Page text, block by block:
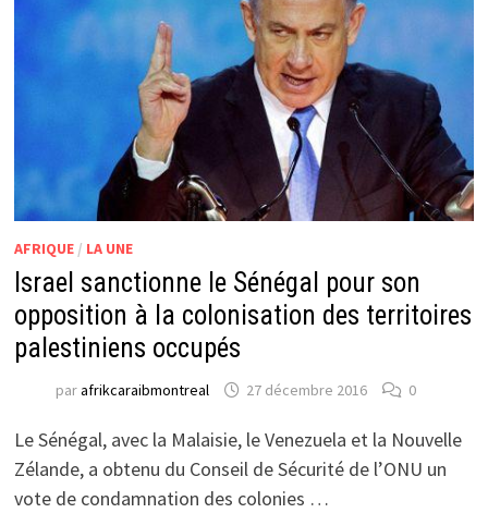
AFRIQUE/ LA UNE
Israel sanctionne le Sénégal pour son
opposition à la colonisation des territoires
palestiniens occupés
parafrikcaraibmontreal 27 décembre 2016 0
Le Sénégal, avec la Malaisie, le Venezuela et la Nouvelle
Zélande, a obtenu du Conseil de Sécurité de l’ONU un
vote de condamnation des colonies …